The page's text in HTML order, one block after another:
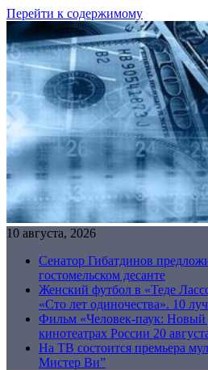
Перейти к содержимому
10 августа, 2026
Сенатор Гибатдинов
гостомельском десанте
Женский футбол в «Теде
«Сто лет одиночества». 10
Фильм «Человек-паук: Новый
кинотеатрах России 20
На ТВ состоится премьера
Мистер Ви”